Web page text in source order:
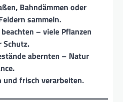
Bahndämmen oder
sammeln.
– viele Pflanzen
Schutz.
abernten – Natur
und frisch verarbeiten.